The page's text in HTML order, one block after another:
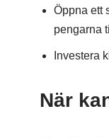
Öppna ett
pengarna
Investera
När